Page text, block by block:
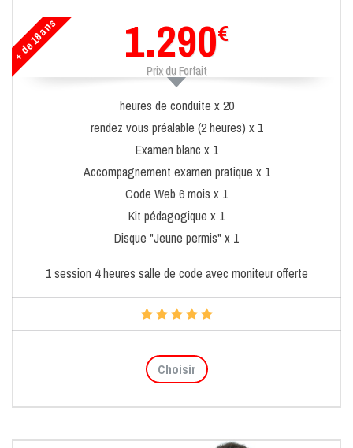
+ de 18 ans 1.290€
Prix du Forfait
heures de conduite x 20
rendez vous préalable (2 heures) x 1
Examen blanc x 1
Accompagnement examen pratique x 1
Code Web 6 mois x 1
Kit pédagogique x 1
Disque "Jeune permis" x 1
1 session 4 heures salle de code avec moniteur offerte
Choisir